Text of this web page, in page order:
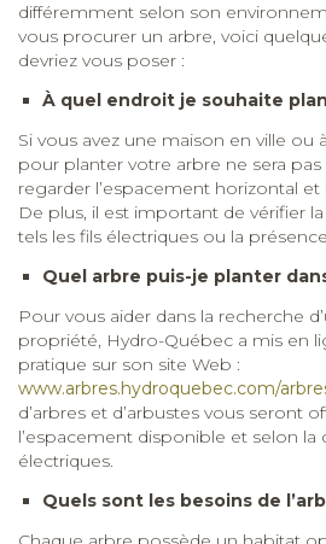
différemment selon son
vous procurer un arbre, voici
devriez vous poser :
À quel endroit je souhaite
Si vous avez une maison en ville ou
pour planter votre arbre ne sera
regarder l’espacement horizontal et
De plus, il est important de vérifier
tels les fils électriques ou la
Quel arbre puis-je planter
Pour vous aider dans la recherche
propriété, Hydro-Québec a mis en
pratique sur son site Web :
www.arbres.hydroquebec.com/
d’arbres et d’arbustes vous seront
l’espacement disponible et selon la
électriques.
Quels sont les besoins de